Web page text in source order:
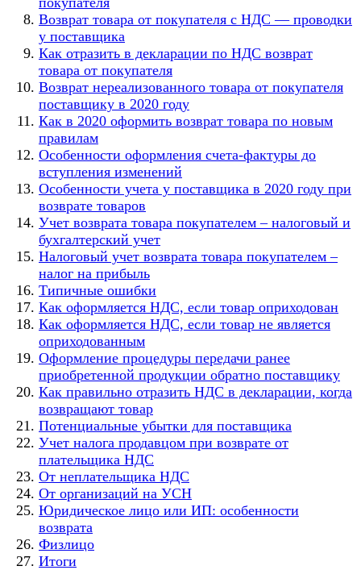
Возврат товара от покупателя с НДС — проводки
у поставщика
Как отразить в декларации по НДС возврат
товара от покупателя
Возврат нереализованного товара от покупателя
поставщику в 2020 году
Как в 2020 оформить возврат товара по новым
правилам
Особенности оформления счета-фактуры до
вступления изменений
Особенности учета у поставщика в 2020 году при
возврате товаров
Учет возврата товара покупателем – налоговый и
бухгалтерский учет
Налоговый учет возврата товара покупателем –
налог на прибыль
Типичные ошибки
Как оформляется НДС, если товар оприходован
Как оформляется НДС, если товар не является
оприходованным
Оформление процедуры передачи ранее
приобретенной продукции обратно поставщику
Как правильно отразить НДС в декларации, когда
возвращают товар
Потенциальные убытки для поставщика
Учет налога продавцом при возврате от
плательщика НДС
От неплательщика НДС
От организаций на УСН
Юридическое лицо или ИП: особенности
возврата
Физлицо
Итоги